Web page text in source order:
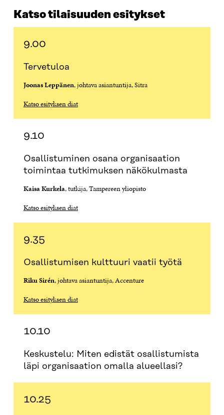
Katso tilaisuuden esitykset
9.00
Tervetuloa
Joonas Leppänen, johtava asiantuntija, Sitra
Katso esityksen diat
9.10
Osallistuminen osana organisaation
toimintaa tutkimuksen näkökulmasta
Kaisa Kurkela, tutkija, Tampereen yliopisto
Katso esityksen diat
9.35
Osallistumisen kulttuuri vaatii työtä
Riku Sirén, johtava asiantuntija, Accenture
Katso esityksen diat
10.10
Keskustelu: Miten edistät osallistumista
läpi organisaation omalla alueellasi?
10.25